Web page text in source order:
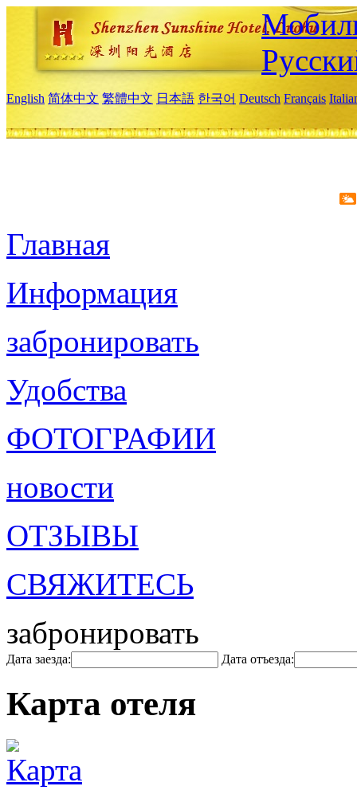
English 简体中文 繁體中文 日本語 한국어 Deutsch Français
Главная
Информация
забронировать
Удобства
ФОТОГРАФИИ
новости
ОТЗЫВЫ
СВЯЖИТЕСЬ
забронировать
Дата заезда: Дата отъезда:
Карта отеля